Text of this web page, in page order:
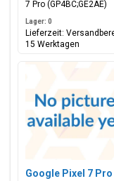
7 Pro (GP4BC;GE2AE)
Lager: 0
Lieferzeit:
15 Werktagen
Google Pixel 7 Pro